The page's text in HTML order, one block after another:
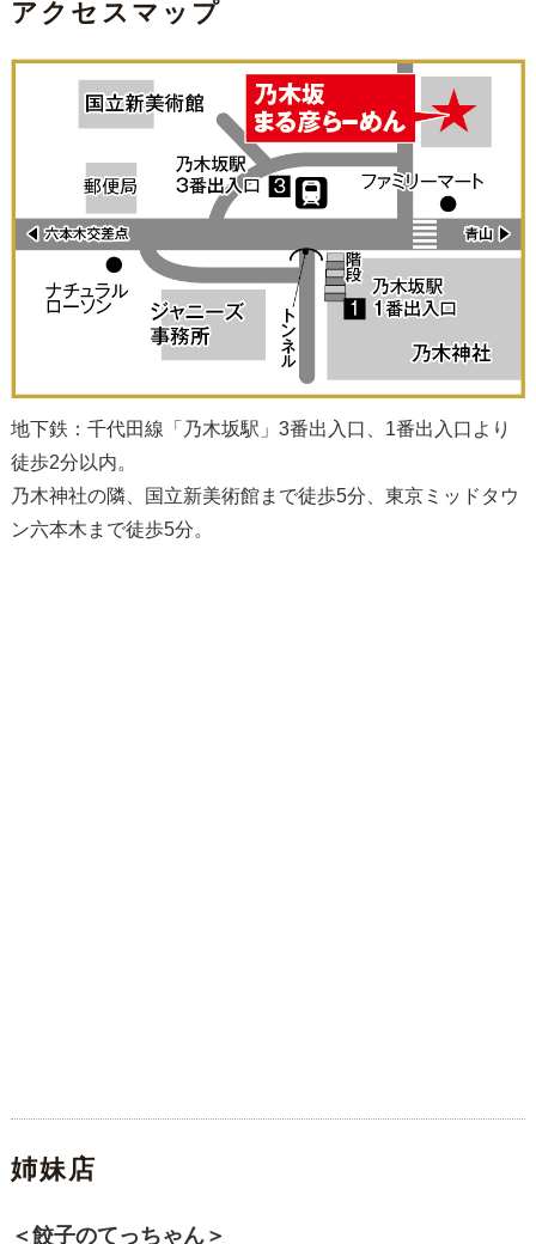
アクセスマップ
地下鉄：千代田線「乃木坂駅」3番出入口、1番出入口より
徒歩2分以内。
乃木神社の隣、国立新美術館まで徒歩5分、東京ミッドタウ
ン六本木まで徒歩5分。
姉妹店
＜餃子のてっちゃん＞